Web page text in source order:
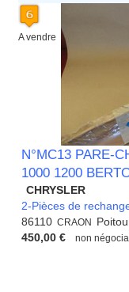
A vendre
N°MC13 PARE-
1000 1200
CHRYSLER
2-Pièces de
86110 CRAON
450,00 €
non